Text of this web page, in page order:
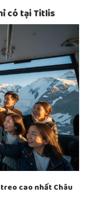
có tại Titlis
cao nhất Châu